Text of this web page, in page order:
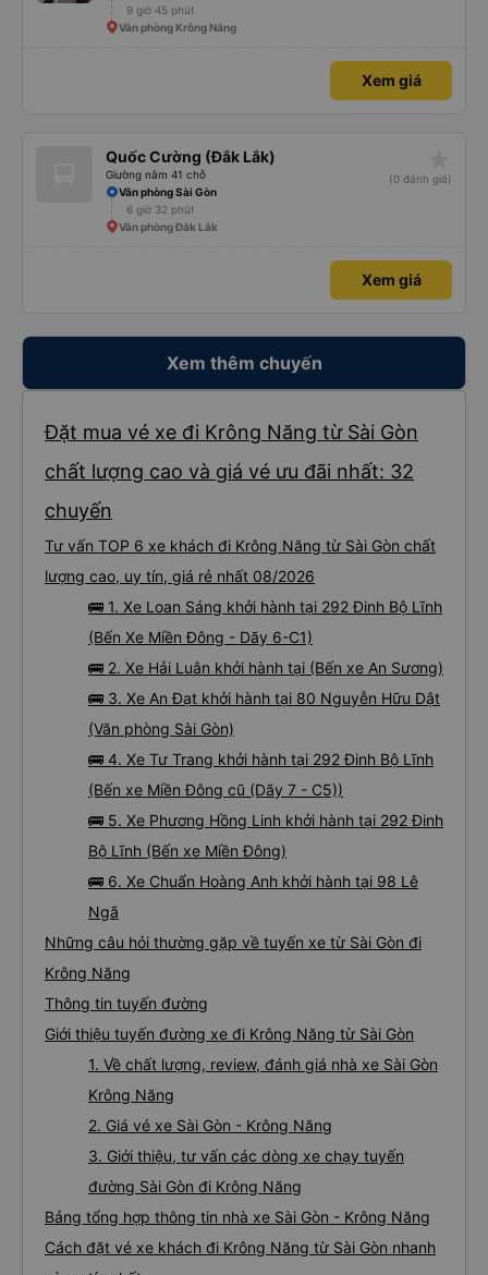
9 giờ 45 phút
Văn phòng Krông Năng
Xem giá
Quốc Cường (Đắk Lắk)
Giường nằm 41 chỗ
(0 đánh giá)
Văn phòng Sài Gòn
6 giờ 32 phút
Văn phòng Đắk Lắk
Xem giá
Xem thêm chuyến
Đặt mua vé xe đi Krông Năng từ Sài Gòn
chất lượng cao và giá vé ưu đãi nhất: 32
chuyến
Tư vấn TOP 6 xe khách đi Krông Năng từ Sài Gòn chất
lượng cao, uy tín, giá rẻ nhất 08/2026
🚌 1. Xe Loan Sáng khởi hành tại 292 Đinh Bộ Lĩnh
(Bến Xe Miền Đông - Dãy 6-C1)
🚌 2. Xe Hải Luân khởi hành tại (Bến xe An Sương)
🚌 3. Xe An Đạt khởi hành tại 80 Nguyễn Hữu Dật
(Văn phòng Sài Gòn)
🚌 4. Xe Tư Trang khởi hành tại 292 Đinh Bộ Lĩnh
(Bến xe Miền Đông cũ (Dãy 7 - C5))
🚌 5. Xe Phương Hồng Linh khởi hành tại 292 Đinh
Bộ Lĩnh (Bến xe Miền Đông)
🚌 6. Xe Chuẩn Hoàng Anh khởi hành tại 98 Lê
Ngã
Những câu hỏi thường gặp về tuyến xe từ Sài Gòn đi
Krông Năng
Thông tin tuyến đường
Giới thiệu tuyến đường xe đi Krông Năng từ Sài Gòn
1. Về chất lượng, review, đánh giá nhà xe Sài Gòn
Krông Năng
2. Giá vé xe Sài Gòn - Krông Năng
3. Giới thiệu, tư vấn các dòng xe chạy tuyến
đường Sài Gòn đi Krông Năng
Bảng tổng hợp thông tin nhà xe Sài Gòn - Krông Năng
Cách đặt vé xe khách đi Krông Năng từ Sài Gòn nhanh